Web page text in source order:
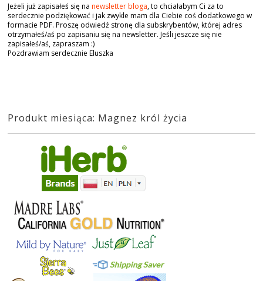
Jeżeli już zapisałeś się nanewsletter bloga, to chciałabym Ci za to
serdecznie podziękować i jak zwykle mam dla Ciebie coś dodatkowego w
formacie PDF. Proszę odwiedź stronę dla subskrybentów, której adres
otrzymałeś/aś po zapisaniu się na newsletter. Jeśli jeszcze się nie
zapisałeś/aś, zapraszam :)
Pozdrawiam serdecznie Eluszka
Produkt miesiąca: Magnez król życia